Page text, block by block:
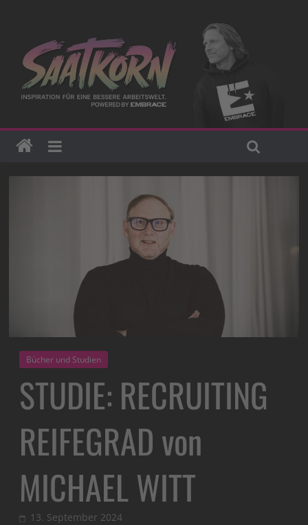
Bücher und Studien
STUDIE: RECRUITING
REIFEGRAD von
MICHAEL WITT
13. September 2024